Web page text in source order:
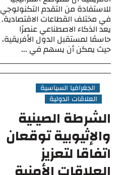
للاستفادة من التقدم التكنولوجي
في مختلف القطاعات الاقتصادية.
يعد الذكاء الاصطناعي عنصرًا
حاسمًا لمستقبل الدول الأفريقية،
حيث يمكن أن يسهم في ...
الجغرافيا السياسية
العلاقات الدولية
الشرطة الصينية
والإثيوبية توقعان
اتفاقا لتعزيز